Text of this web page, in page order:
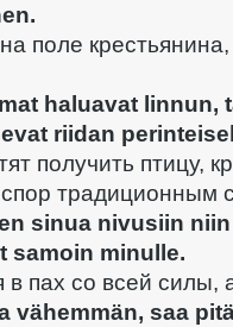
поле
haluavat linnun,
riidan
получить птицу,
традиционным
sinua nivusiin
samoin minulle.
в пах со всей силы,
vähemmän, saa